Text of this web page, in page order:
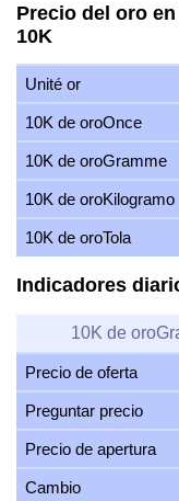
Precio del oro
10K
Unité or
10K de oroOnce
10K de oroGramme
10K de oroKilogramo
10K de oroTola
Indicadores
10K de
Precio de oferta
Preguntar precio
Precio de apertura
Cambio